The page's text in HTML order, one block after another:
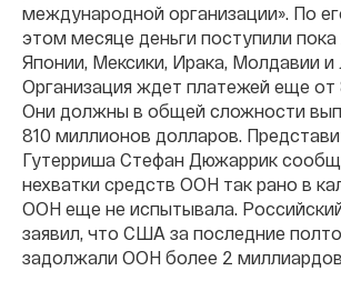
международной организации». По
этом месяце деньги поступили
Японии, Мексики, Ирака, Молдавии и
Организация ждет платежей еще от
Они должны в общей сложности
810 миллионов долларов.
Гутерриша Стефан Дюжаррик
нехватки средств ООН так рано в
ООН еще не испытывала.
заявил, что США за последние
задолжали ООН более 2